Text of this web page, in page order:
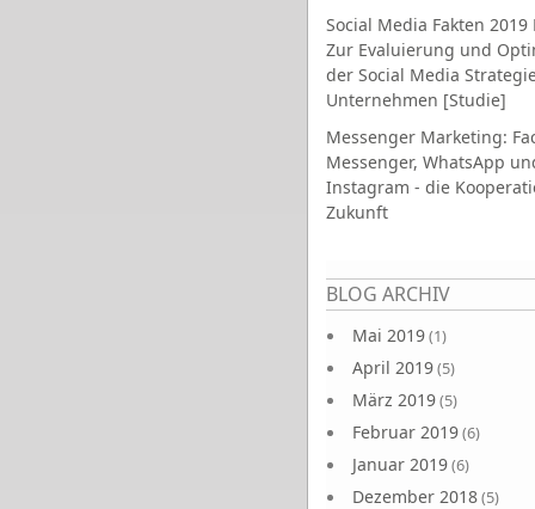
Social Media Fakten 2019
Zur Evaluierung und
der Social Media
Unternehmen [Studie]
Messenger Marketing:
Messenger, WhatsApp
Instagram - die
Zukunft
BLOG ARCHIV
Mai 2019(1)
April 2019(5)
März 2019(5)
Februar 2019(6)
Januar 2019(6)
Dezember 2018(5)
Seiten